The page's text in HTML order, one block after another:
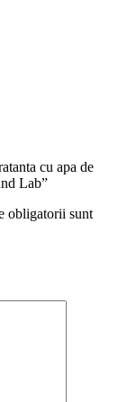
cu apa de
Lab”
obligatorii sunt